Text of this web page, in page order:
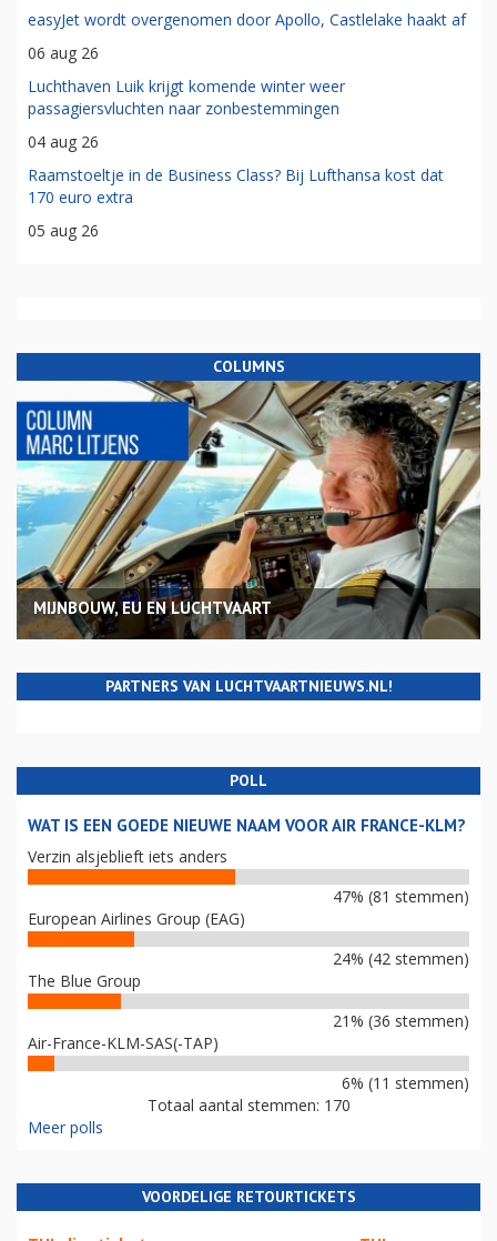
easyJet wordt overgenomen door Apollo, Castlelake haakt af
06 aug 26
Luchthaven Luik krijgt komende winter weer
passagiersvluchten naar zonbestemmingen
04 aug 26
Raamstoeltje in de Business Class? Bij Lufthansa kost dat
170 euro extra
05 aug 26
COLUMNS
MIJNBOUW, EU EN LUCHTVAART
PARTNERS VAN LUCHTVAARTNIEUWS.NL!
POLL
WAT IS EEN GOEDE NIEUWE NAAM VOOR AIR FRANCE-KLM?
Verzin alsjeblieft iets anders
47% (81 stemmen)
European Airlines Group (EAG)
24% (42 stemmen)
The Blue Group
21% (36 stemmen)
Air-France-KLM-SAS(-TAP)
6% (11 stemmen)
Totaal aantal stemmen: 170
Meer polls
VOORDELIGE RETOURTICKETS